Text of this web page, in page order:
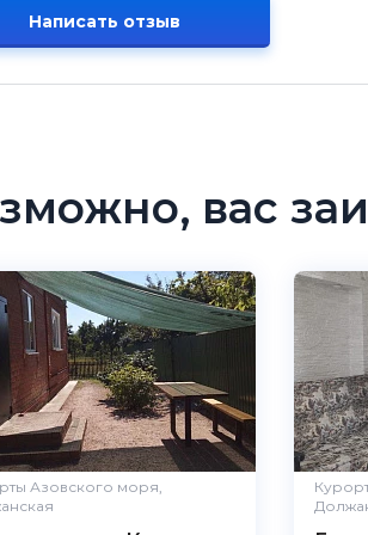
Написать отзыв
вас
Азовского моря,